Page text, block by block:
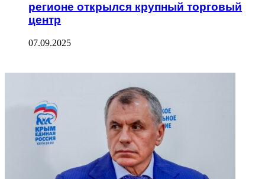
регионе открылся крупный торговый
центр
07.09.2025